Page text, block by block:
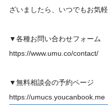
ざいましたら、いつでもお気
▼各種お問い合わせフォーム
https://www.umu.co/contact/
▼無料相談会の予約ページ
https://umucs.youcanbook.me